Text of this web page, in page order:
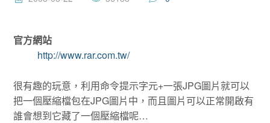
官方網站
http://www.rar.com.tw/
很有趣的玩意，利用命令提示字元+一張JPG圖片就可以
把一個壓縮檔包在JPG圖片中，而且圖片可以正常開啟有
誰會想到它藏了一個壓縮檔呢…